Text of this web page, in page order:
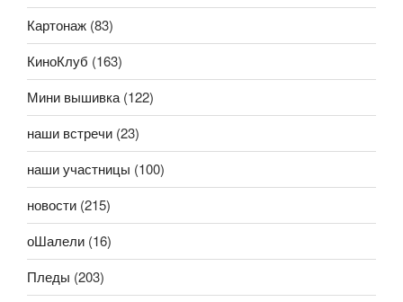
Картонаж (83)
КиноКлуб (163)
Мини вышивка (122)
наши встречи (23)
наши участницы (100)
новости (215)
оШалели (16)
Пледы (203)